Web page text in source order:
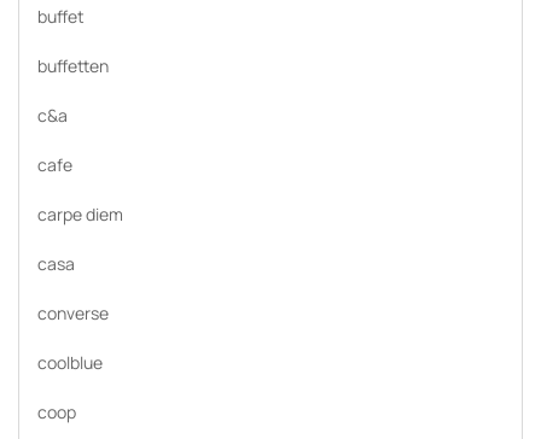
buffet
buffetten
c&a
cafe
carpe diem
casa
converse
coolblue
coop